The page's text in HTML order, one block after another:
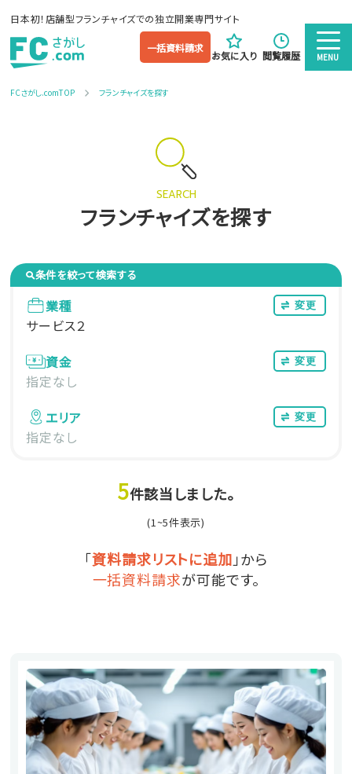
日本初！店舗型フランチャイズでの独立開業専門サイト
一括資料請求
お気に入り 閲覧履歴 MENU
FCさがし.comTOP フランチャイズを探す
SEARCH
フランチャイズを探す
条件を絞って検索する
業種 変更
サービス２
資金
変更
指定なし
エリア
変更
指定なし
5件該当しました。
(1~5件表示)
「資料請求リストに追加 」から
一括資料請求が可能です。